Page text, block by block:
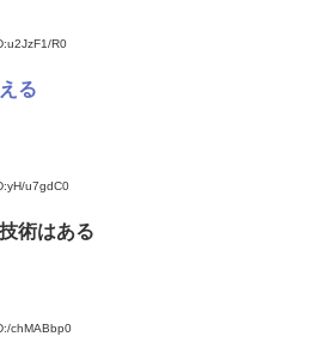
R0
る
u7gdC0
術はある
chMABbp0